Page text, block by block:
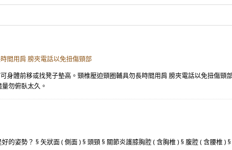
間用肩 膀夾電話以免扭傷頸部
身體前移或找凳子墊高。頸椎壓迫頸圈輔具勿長時間用肩 膀夾電話以免扭傷
勿俯臥太久。
的姿勢？ § 矢狀面 ( 側面 ) § 頭頸 § 關節炎護膝胸腔 ( 含胸椎 ) § 腹腔 ( 含腰椎 )